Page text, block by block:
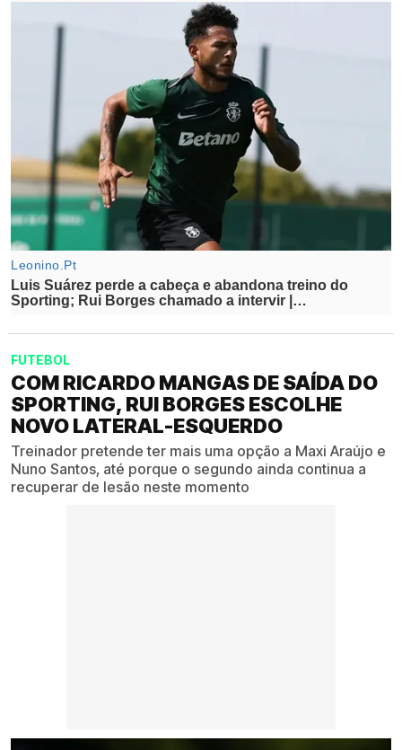
FUTEBOL
COM RICARDO MANGAS DE SAÍDA DO
SPORTING, RUI BORGES ESCOLHE
NOVO LATERAL-ESQUERDO
Treinador pretende ter mais uma opção a Maxi Araújo e
Nuno Santos, até porque o segundo ainda continua a
recuperar de lesão neste momento